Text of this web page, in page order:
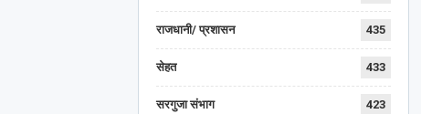
राजधानी/ प्रशासन 435
सेहत 433
सरगुजा संभाग 423